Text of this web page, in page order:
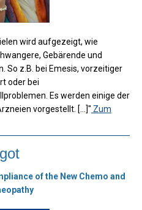
wird aufgezeigt, wie
Gebärende und
So z.B. bei Emesis, vorzeitiger
oder bei
Es werden einige der
vorgestellt. [...]" Zum
of the New Chemo and